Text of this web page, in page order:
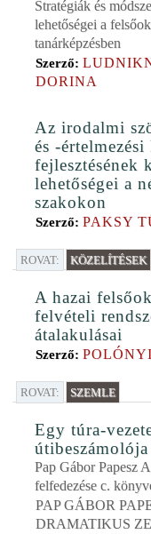
Stratégiák és
lehetőségei a
tanárképzésben
Szerző:
DORINA
Az irodalmi
és -értelmezési
fejlesztésének
lehetőségei a
szakokon
Szerző: PAKSY
ROVAT: KÖZELÍTÉSEK
A hazai
felvételi
átalakulásai
Szerző:
ROVAT: SZEMLE
Egy túra-
útibeszámolója
Pap Gábor Papesz
felfedezése c.
PAP GÁBOR
DRAMATIKUS